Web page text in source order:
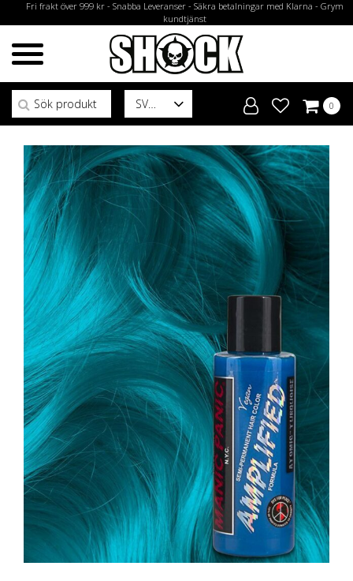
Fri frakt över 999 kr - Snabba Leveranser - Säkra betalningar med Klarna - Grym
kundtjänst
SV
Sök efter:
0